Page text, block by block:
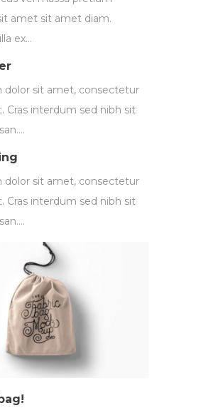
amet sit amet diam.
ex…
dolor sit amet, consectetur
Cras interdum sed nibh sit
dolor sit amet, consectetur
Cras interdum sed nibh sit